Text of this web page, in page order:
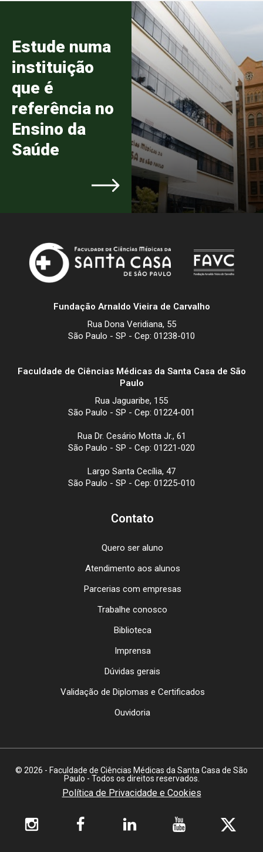
Estude numa
instituição
que é
referência no
Ensino da
Saúde
Fundação Arnaldo Vieira de Carvalho
Rua Dona Veridiana, 55
São Paulo - SP - Cep: 01238-010
Faculdade de Ciências Médicas da Santa Casa de São
Paulo
Rua Jaguaribe, 155
São Paulo - SP - Cep: 01224-001
Rua Dr. Cesário Motta Jr., 61
São Paulo - SP - Cep: 01221-020
Largo Santa Cecília, 47
São Paulo - SP - Cep: 01225-010
Contato
Quero ser aluno
Atendimento aos alunos
Parcerias com empresas
Trabalhe conosco
Biblioteca
Imprensa
Dúvidas gerais
Validação de Diplomas e Certificados
Ouvidoria
© 2026 - Faculdade de Ciências Médicas da Santa Casa de São
Paulo - Todos os direitos reservados.
Política de Privacidade e Cookies